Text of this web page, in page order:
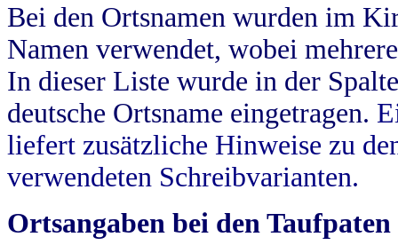
Bei den Ortsnamen wurden im
Namen verwendet, wobei
In dieser Liste wurde in der
deutsche Ortsname eingetragen.
liefert zusätzliche Hinweise zu
verwendeten Schreibvarianten.
Ortsangaben bei den Taufpaten